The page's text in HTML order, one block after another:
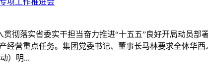
项工作推进会
彻落实省委实干担当奋力推进“十五五”良好开局动员
经营重点任务。集团党委书记、董事长马林要求全体华
）明...